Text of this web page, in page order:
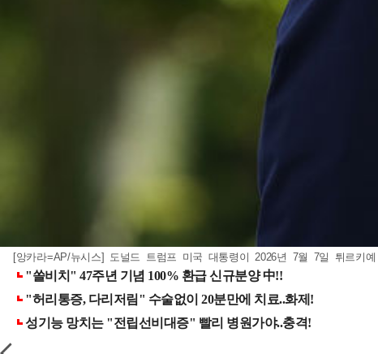
[앙카라=AP/뉴시스] 도널드 트럼프 미국 대통령이 2026년 7월 7일 튀르키